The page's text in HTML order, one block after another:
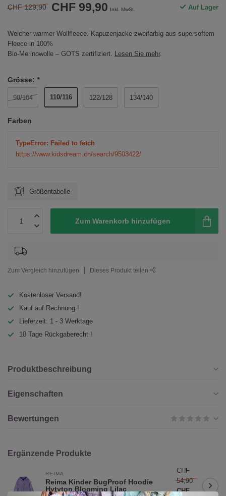
CHF 129,90 CHF 99,90 Inkl. MwSt. Auf Lager
Weicher warmer Wollfleece. Kapuzenjacke zweifarbig aus supersoftem
Fleece in 100%
Bio-Merinowolle – GOTS zertifiziert. Lesen Sie mehr.
Grösse: *
98/104 110/116 122/128 134/140
Farben
TypeError: Failed to fetch
https://www.kidsdream.ch/search/9503422/
Größentabelle
Zum Warenkorb hinzufügen
Zum Vergleich hinzufügen Dieses Produkt teilen
Kostenloser Versand!
Kauf auf Rechnung !
Lieferzeit: 1 - 3 Werktage
10 Tage Rückgaberecht !
Produktbeschreibung
Eigenschaften
Bewertungen
Ergänzende Produkte
REIMA
Reima Kinder BugProof Hoodie
Hytyton Blooming Lilac
CHF
54,90
CHF